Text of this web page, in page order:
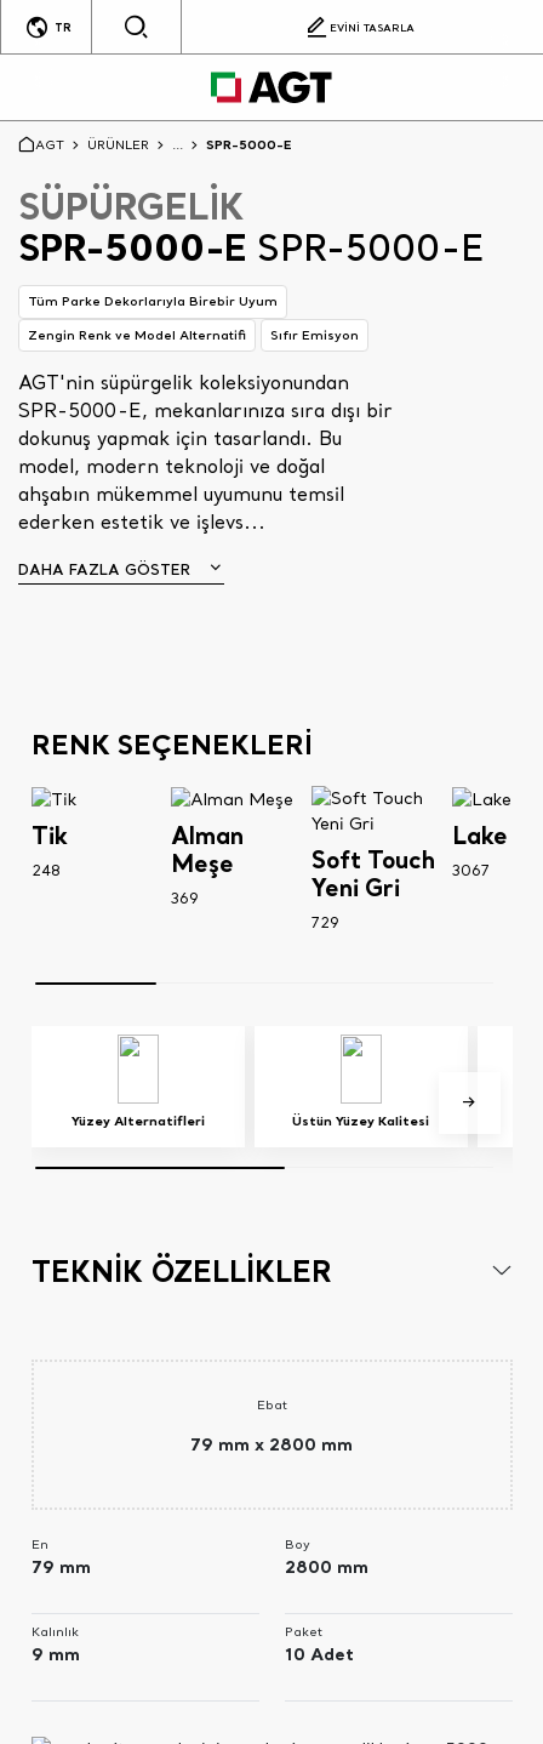
TR EVİNİ TASARLA
AGT ÜRÜNLER ... SPR-5000-E
SÜPÜRGELİK
SPR-5000-E SPR-5000-E
Tüm Parke Dekorlarıyla Birebir Uyum
Zengin Renk ve Model Alternatifi
Sıfır Emisyon
AGT'nin süpürgelik koleksiyonundan
SPR-5000-E, mekanlarınıza sıra dışı bir
dokunuş yapmak için tasarlandı. Bu
model, modern teknoloji ve doğal
ahşabın mükemmel uyumunu temsil
ederken estetik ve işlevs...
DAHA FAZLA GÖSTER
RENK SEÇENEKLERİ
Tik
248
Alman
Meşe
369
Soft Touch
Yeni Gri
729
Lake
3067
Yüzey Alternatifleri Üstün Yüzey Kalitesi
TEKNİK ÖZELLİKLER
Ebat
79 mm x 2800 mm
En
79 mm
Kalınlık
9 mm
Boy
2800 mm
Paket
10 Adet